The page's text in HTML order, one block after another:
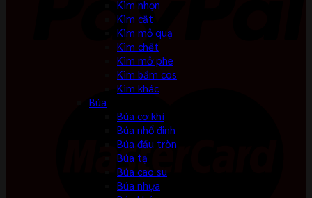
Kìm nhọn
Kìm cắt
Kìm mỏ quạ
Kìm chết
Kìm mở phe
Kìm bấm cos
Kìm khác
Búa
Búa cơ khí
Búa nhổ đinh
Búa đầu tròn
Búa tạ
Búa cao su
Búa nhựa